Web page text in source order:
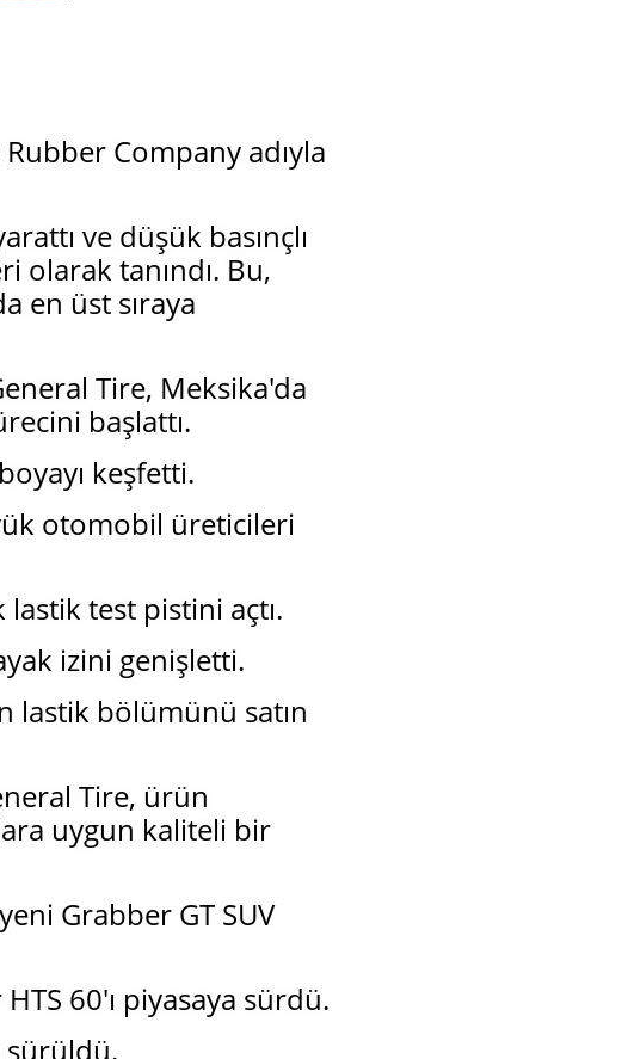
Company adıyla
ve düşük basınçlı
olarak tanındı. Bu,
en üst sıraya
Tire, Meksika'da
başlattı.
keşfetti.
otomobil üreticileri
test pistini açtı.
izini genişletti.
lastik bölümünü satın
Tire, ürün
uygun kaliteli bir
Grabber GT SUV
60'ı piyasaya sürdü.
sürüldü.